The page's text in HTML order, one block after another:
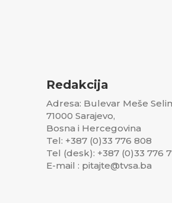
Redakcija
Adresa: Bulevar Meše
71000 Sarajevo,
Bosna i Hercegovina
Tel: +387 (0)33 776 808
Tel (desk): +387 (0)33 776
E-mail : pitajte@tvsa.ba